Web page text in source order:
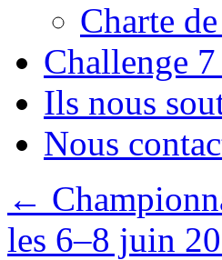
Charte
Challenge
Ils nous
Nous
←
les 6–8 juin